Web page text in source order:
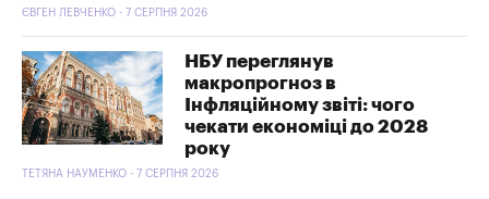
ЄВГЕН ЛЕВЧЕНКО - 7 СЕРПНЯ 2026
НБУ переглянув
макропрогноз в
Інфляційному звіті: чого
чекати економіці до 2028
року
ТЕТЯНА НАУМЕНКО - 7 СЕРПНЯ 2026